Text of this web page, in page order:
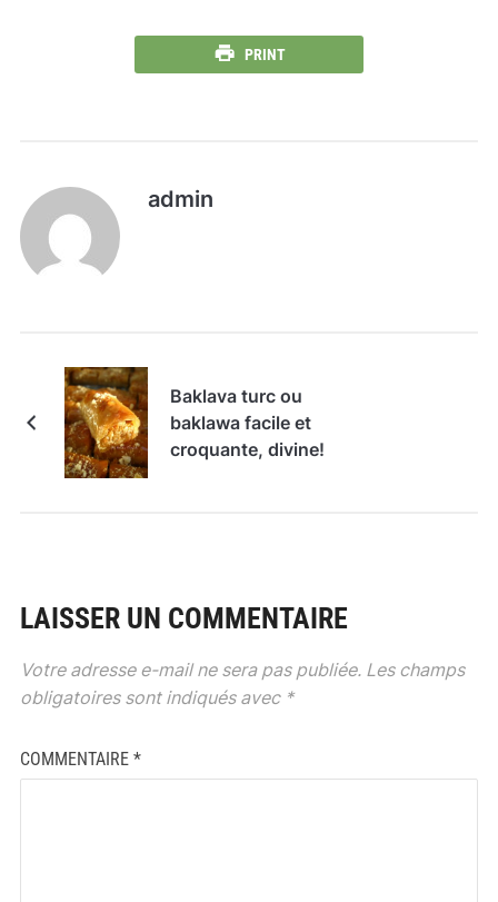
PRINT
admin
Baklava turc ou
baklawa facile et
croquante, divine!
LAISSER UN COMMENTAIRE
Votre adresse e-mail ne sera pas publiée. Les champs
obligatoires sont indiqués avec *
COMMENTAIRE *